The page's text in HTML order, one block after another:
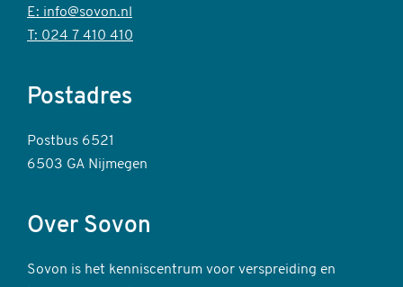
E: info@sovon.nl
T: 024 7 410 410
Postadres
Postbus 6521
6503 GA Nijmegen
Over Sovon
Sovon is het kenniscentrum voor verspreiding en